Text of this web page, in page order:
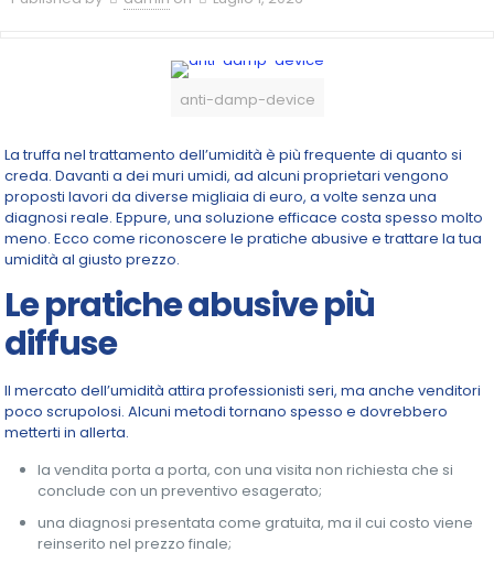
anti-damp-device
La truffa nel trattamento dell’umidità è più frequente di quanto si
creda. Davanti a dei muri umidi, ad alcuni proprietari vengono
proposti lavori da diverse migliaia di euro, a volte senza una
diagnosi reale. Eppure, una soluzione efficace costa spesso molto
meno. Ecco come riconoscere le pratiche abusive e trattare la tua
umidità al giusto prezzo.
Le pratiche abusive più
diffuse
Il mercato dell’umidità attira professionisti seri, ma anche venditori
poco scrupolosi. Alcuni metodi tornano spesso e dovrebbero
metterti in allerta.
la vendita porta a porta, con una visita non richiesta che si
conclude con un preventivo esagerato;
una diagnosi presentata come gratuita, ma il cui costo viene
reinserito nel prezzo finale;